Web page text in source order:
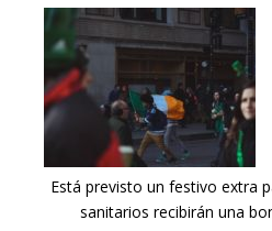
Está previsto un festivo extra
sanitarios recibirán una